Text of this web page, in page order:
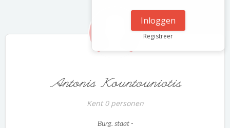
Inloggen
Registreer
Antonis Kountouniotis
Kent 0 personen
Burg. staat -